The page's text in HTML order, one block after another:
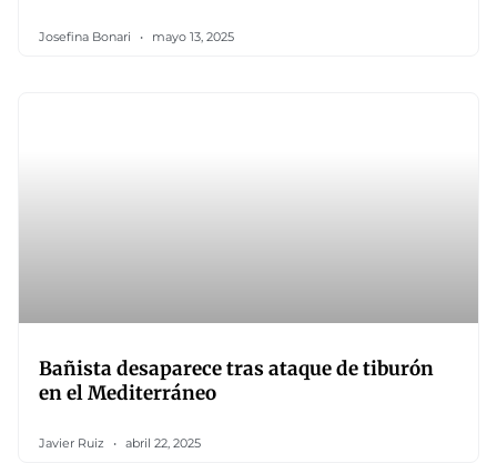
Josefina Bonari mayo 13, 2025
Bañista desaparece tras ataque de tiburón
en el Mediterráneo
Javier Ruiz abril 22, 2025